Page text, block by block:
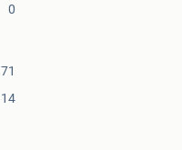
0
71
14